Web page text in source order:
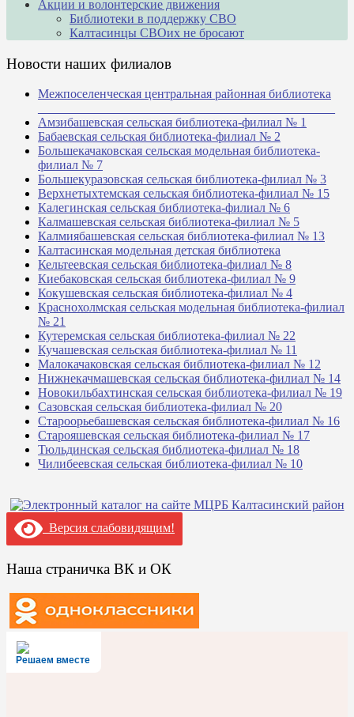
Акции и волонтерские движения
Библиотеки в поддержку СВО
Калтасинцы СВОих не бросают
Новости наших филиалов
Межпоселенческая центральная районная библиотека
Амзибашевская сельская библиотека-филиал № 1
Бабаевская сельская библиотека-филиал № 2
Большекачаковская сельская модельная библиотека-
филиал № 7
Большекуразовская сельская библиотека-филиал № 3
Верхнетыхтемская сельская библиотека-филиал № 15
Калегинская сельская библиотека-филиал № 6
Калмашевская сельская библиотека-филиал № 5
Калмиябашевская сельская библиотека-филиал № 13
Калтасинская модельная детская библиотека
Кельтеевская сельская библиотека-филиал № 8
Киебаковская сельская библиотека-филиал № 9
Кокушевская сельская библиотека-филиал № 4
Краснохолмская сельская модельная библиотека-филиал
№ 21
Кутеремская сельская библиотека-филиал № 22
Кучашевская сельская библиотека-филиал № 11
Малокачаковская сельская библиотека-филиал № 12
Нижнекачмашевская сельская библиотека-филиал № 14
Новокильбахтинская сельская библиотека-филиал № 19
Сазовская сельская библиотека-филиал № 20
Староорьебашевская сельская библиотека-филиал № 16
Старояшевская сельская библиотека-филиал № 17
Тюльдинская сельская библиотека-филиал № 18
Чилибеевская сельская библиотека-филиал № 10
Версия слабовидящим!
Наша страничка ВК и ОК
Решаем вместе